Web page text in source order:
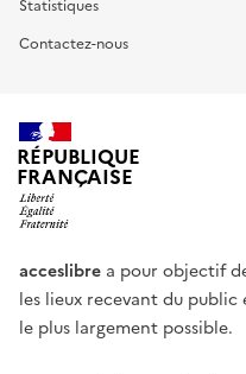
Statistiques
Contactez-nous
RÉPUBLIQUE
FRANÇAISE
acceslibre a pour objectif
les lieux recevant du
le plus largement possible.